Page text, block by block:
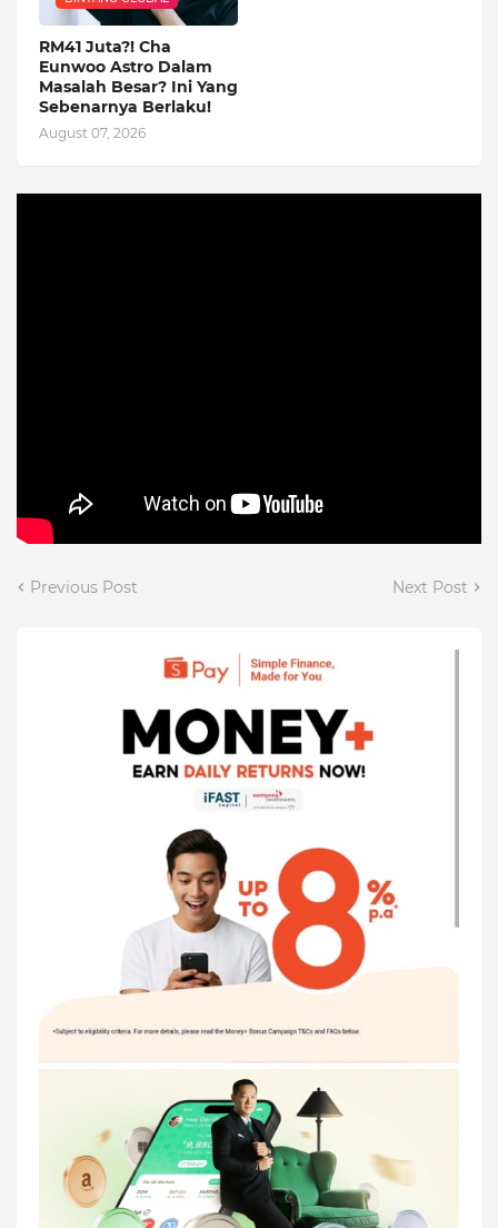
RM41 Juta?! Cha
Eunwoo Astro Dalam
Masalah Besar? Ini Yang
Sebenarnya Berlaku!
August 07, 2026
Previous Post Next Post